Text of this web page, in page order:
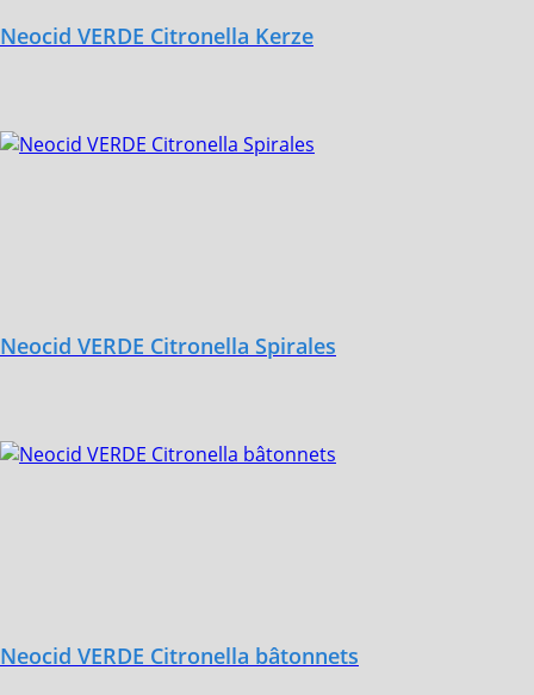
Neocid VERDE Citronella Kerze
Neocid VERDE Citronella Spirales
Neocid VERDE Citronella bâtonnets